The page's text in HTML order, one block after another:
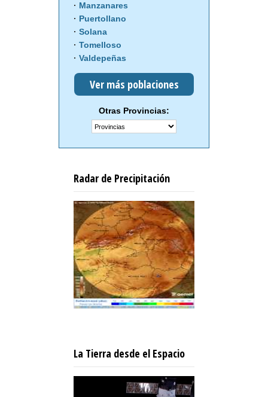
Manzanares
Puertollano
Solana
Tomelloso
Valdepeñas
Ver más poblaciones
Otras Provincias:
Radar de Precipitación
La Tierra desde el Espacio